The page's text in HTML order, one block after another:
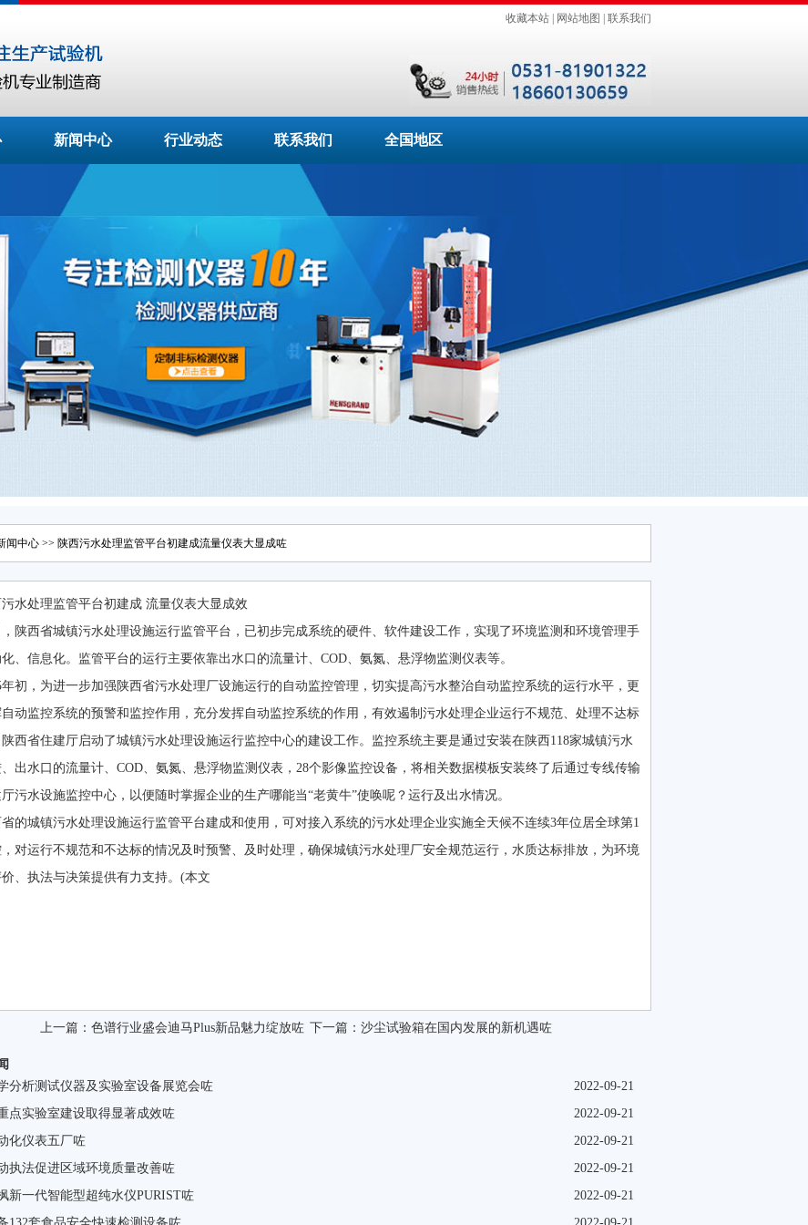
收藏本站 网站地图 联系我们
新闻中心 行业动态 联系我们 全国地区
闻中心 >> 陕西污水处理监管平台初建成流量仪表大显成咗
污水处理监管平台初建成 流量仪表大显成效
陕西省城镇污水处理设施运行监管平台，已初步完成系统的硬件、软件建设工作，实现了环境监测和环境管理手
、信息化。监管平台的运行主要依靠出水口的流量计、COD、氨氮、悬浮物监测仪表等。
年初，为进一步加强陕西省污水处理厂设施运行的自动监控管理，切实提高污水整治自动监控系统的运行水平，更
动监控系统的预警和监控作用，充分发挥自动监控系统的作用，有效遏制污水处理企业运行不规范、处理不达标
西省住建厅启动了城镇污水处理设施运行监控中心的建设工作。监控系统主要是通过安装在陕西118家城镇污水
出水口的流量计、COD、氨氮、悬浮物监测仪表，28个影像监控设备，将相关数据模板安装终了后通过专线传输
污水设施监控中心，以便随时掌握企业的生产哪能当“老黄牛”使唤呢？运行及出水情况。
省的城镇污水处理设施运行监管平台建成和使用，可对接入系统的污水处理企业实施全天候不连续3年位居全球第1
对运行不规范和不达标的情况及时预警、及时处理，确保城镇污水处理厂安全规范运行，水质达标排放，为环境
、执法与决策提供有力支持。(本文
上一篇： 色谱行业盛会迪马Plus新品魅力绽放咗 下一篇： 沙尘试验箱在国内发展的新机遇咗
2022-09-21
分析测试仪器及实验室设备展览会咗
2022-09-21
点实验室建设取得显著成效咗
2022-09-21
化仪表五厂咗
2022-09-21
执法促进区域环境质量改善咗
2022-09-21
新一代智能型超纯水仪PURIST咗